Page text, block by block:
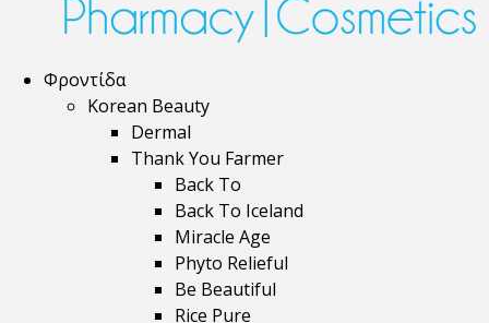
Φροντίδα
Korean Beauty
Dermal
Thank You Farmer
Back To
Back To Iceland
Miracle Age
Phyto Relieful
Be Beautiful
Rice Pure